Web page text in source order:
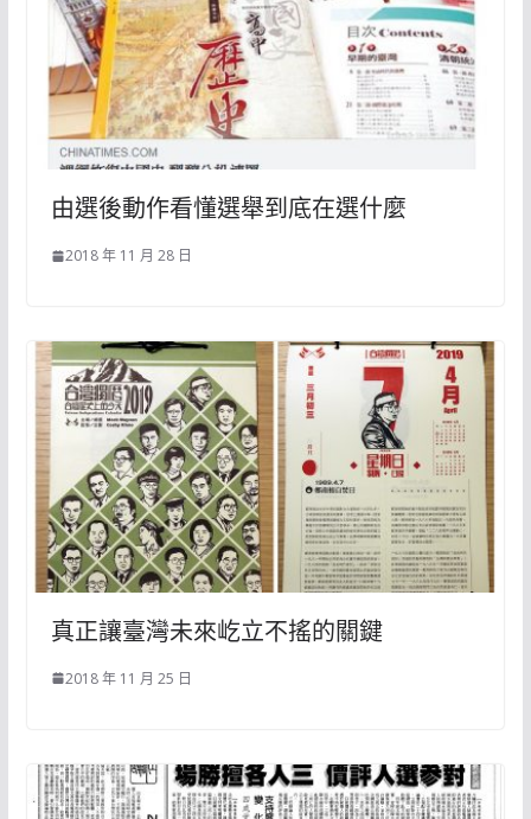
由選後動作看懂選舉到底在選什麼
2018 年 11 月 28 日
真正讓臺灣未來屹立不搖的關鍵
2018 年 11 月 25 日